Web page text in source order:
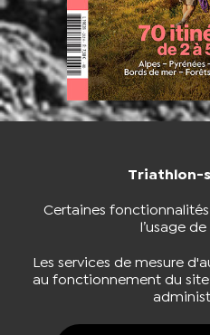
Triathlon-
Certaines
l’usage
Les services de mesure
au fonctionnement du
NOUS
NOUS